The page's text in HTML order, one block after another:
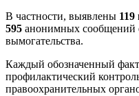
В частности, выявлены 119
595 анонимных сообщений
вымогательства.
Каждый обозначенный
профилактический
правоохранительных